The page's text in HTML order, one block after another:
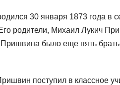
30 января 1873 года в
родители, Михаил Лукич
было еще пять
поступил в классное